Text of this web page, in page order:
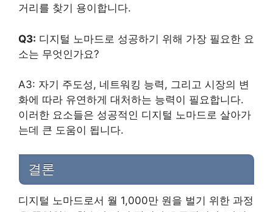
거리를 찾기 용이합니다.
Q3: 디지털 노마드로 성공하기 위해 가장 필요한 요
소는 무엇인가요?
A3: 자기 주도성, 네트워킹 능력, 그리고 시장의 변
화에 따라 유연하게 대처하는 능력이 필요합니다.
이러한 요소들은 성공적인 디지털 노마드로 살아가
는데 큰 도움이 됩니다.
결론
디지털 노마드로서 월 1,000만 원을 벌기 위한 과정